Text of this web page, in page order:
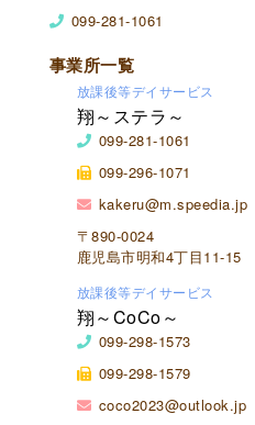
099-281-1061
事業所一覧
放課後等デイサービス
翔～ステラ～
099-281-1061
099-296-1071
kakeru@m.speedia.jp
〒890-0024
鹿児島市明和4丁目11-15
放課後等デイサービス
翔～CoCo～
099-298-1573
099-298-1579
coco2023@outlook.jp